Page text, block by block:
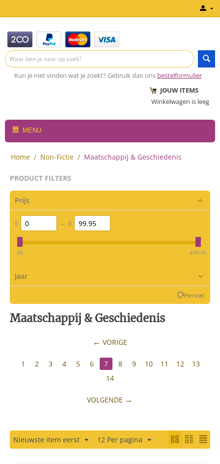
Kun je niet vinden wat je zoekt? Gebruik dan ons bestelformulier
JOUW ITEMS
Winkelwagen is leeg
MENU
Home / Non-Fictie / Maatschappij & Geschiedenis
PRODUCT FILTERS
Prijs
€ – €
‎€0 ‎€99.95
Jaar
Herstel
Maatschappij & Geschiedenis
VORIGE
1 2 3 4 5 6 7 8 9 10 11 12
13
14
VOLGENDE
Nieuwste item eerst 12 Per pagina